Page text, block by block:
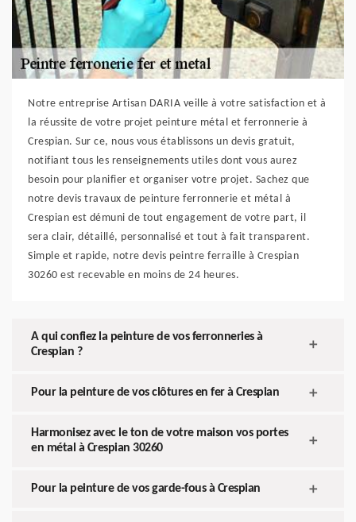
Notre entreprise Artisan DARIA veille à votre satisfaction et à
la réussite de votre projet peinture métal et ferronnerie à
Crespian. Sur ce, nous vous établissons un devis gratuit,
notifiant tous les renseignements utiles dont vous aurez
besoin pour planifier et organiser votre projet. Sachez que
notre devis travaux de peinture ferronnerie et métal à
Crespian est démuni de tout engagement de votre part, il
sera clair, détaillé, personnalisé et tout à fait transparent.
Simple et rapide, notre devis peintre ferraille à Crespian
30260 est recevable en moins de 24 heures.
A qui confiez la peinture de vos ferronneries à
Crespian ?
Pour la peinture de vos clôtures en fer à Crespian
Harmonisez avec le ton de votre maison vos portes
en métal à Crespian 30260
Pour la peinture de vos garde-fous à Crespian